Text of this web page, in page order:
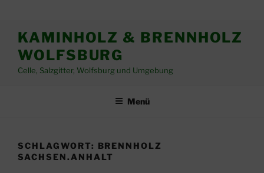
Inhalt
springen
KAMINHOLZ & BRENNHOLZ
WOLFSBURG
Celle, Salzgitter, Wolfsburg und Umgebung
Menü
SCHLAGWORT: BRENNHOLZ
SACHSEN.ANHALT